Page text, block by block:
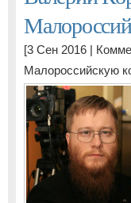
[3 Сен 2016 |
Малороссийскую